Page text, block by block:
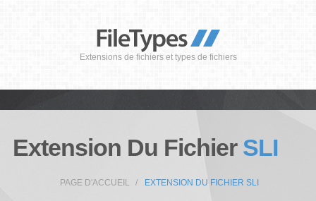
Extensions de fichiers et types de fichiers
Extension Du Fichier SLI
PAGE D'ACCUEIL EXTENSION DU FICHIER SLI